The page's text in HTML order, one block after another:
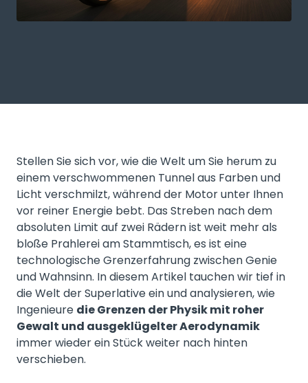
Stellen Sie sich vor, wie die Welt um Sie herum zu
einem verschwommenen Tunnel aus Farben und
Licht verschmilzt, während der Motor unter Ihnen
vor reiner Energie bebt. Das Streben nach dem
absoluten Limit auf zwei Rädern ist weit mehr als
bloße Prahlerei am Stammtisch, es ist eine
technologische Grenzerfahrung zwischen Genie
und Wahnsinn. In diesem Artikel tauchen wir tief in
die Welt der Superlative ein und analysieren, wie
Ingenieure die Grenzen der Physik mit roher
Gewalt und ausgeklügelter Aerodynamik
immer wieder ein Stück weiter nach hinten
verschieben.